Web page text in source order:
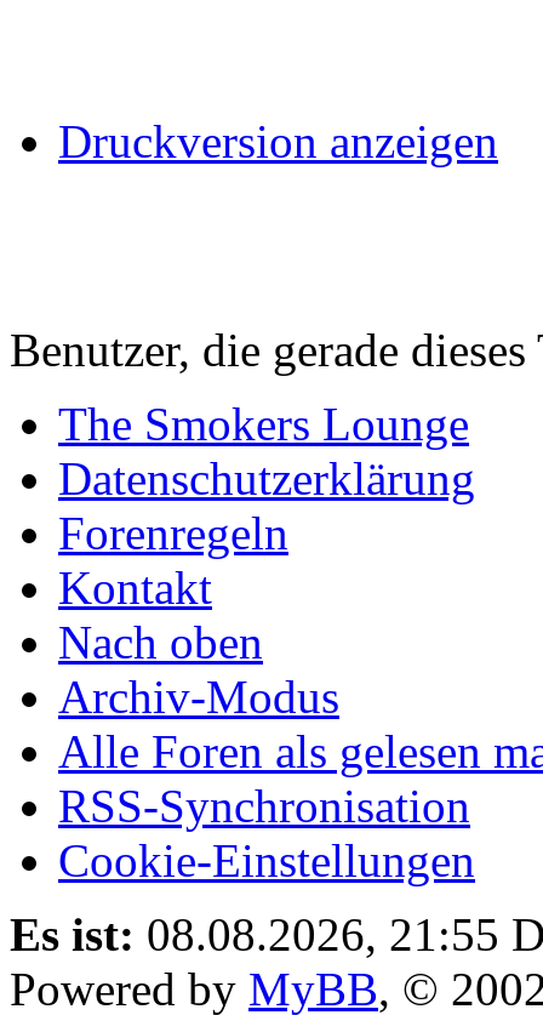
Druckversion anzeigen
Benutzer, die gerade
The Smokers Lounge
Datenschutzerklärung
Forenregeln
Kontakt
Nach oben
Archiv-Modus
Alle Foren als gelesen
RSS-Synchronisation
Cookie-Einstellungen
Es ist: 08.08.2026, 21:55
Powered by MyBB, ©